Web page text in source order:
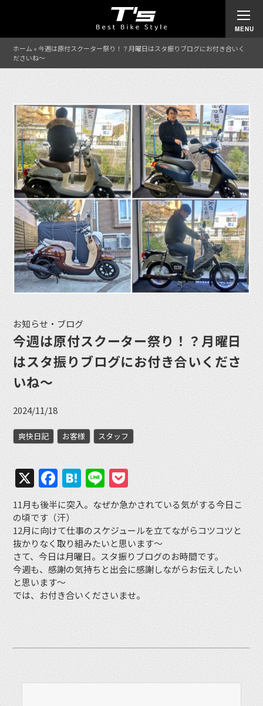
ホーム »今週は原付スクーター祭り！？月曜日はスタ振りブログにお付き合いく
ださいね〜
お知らせ・ブログ
今週は原付スクーター祭り！？月曜日
はスタ振りブログにお付き合いくださ
いね〜
2024/11/18
爽快日記 お客様 スタッフ
X Facebook
Hatena
Line
11月も後半に突入。なぜか急かされている気がする今日こ
の頃です（汗）
12月に向けて仕事のスケジュールを立てながらコツコツと
抜かりなく取り組みたいと思います〜
さて、今日は月曜日。スタ振りブログのお時間です。
今週も、感謝の気持ちと出会に感謝しながらお伝えしたい
と思います〜
では、お付き合いくださいませ。